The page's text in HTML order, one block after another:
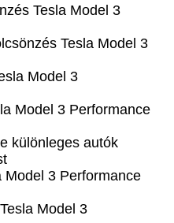
Tesla Model 3
Tesla Model 3
Model 3
Model 3 Performance
különleges autók
Model 3 Performance
Model 3